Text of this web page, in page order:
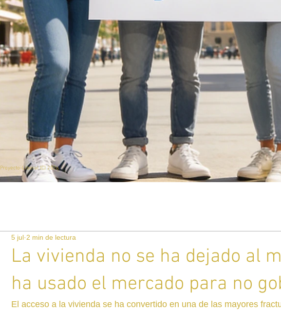
Proyecto-Liberal (C) 2026
La vivienda no se ha dejado al
ha usado el mercado para no
5 jul 2 min de lectura
El acceso a la vivienda se ha convertido en una de las mayores